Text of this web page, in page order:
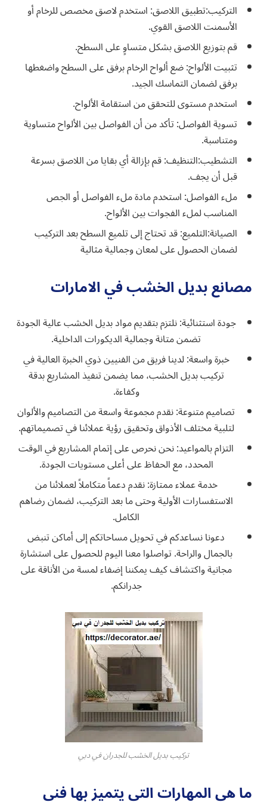
التركيب:تطبيق اللاصق: استخدم لاصق مخصص للرخام أو
الأسمنت اللاصق القوي.
قم بتوزيع اللاصق بشكل متساوٍ على السطح.
تثبيت الألواح: ضع ألواح الرخام برفق على السطح واضغطها
برفق لضمان التماسك الجيد.
استخدم مستوى للتحقق من استقامة الألواح.
تسوية الفواصل: تأكد من أن الفواصل بين الألواح متساوية
ومتناسبة.
التشطيب:التنظيف: قم بإزالة أي بقايا من اللاصق بسرعة
قبل أن يجف.
ملء الفواصل: استخدم مادة ملء الفواصل أو الجص
المناسب لملء الفجوات بين الألواح.
الصيانة:التلميع: قد تحتاج إلى تلميع السطح بعد التركيب
لضمان الحصول على لمعان وجمالية مثالية
مصانع بديل الخشب في الامارات
جودة استثنائية: نلتزم بتقديم مواد بديل الخشب عالية الجودة
تضمن متانة وجمالية الديكورات الداخلية.
خبرة واسعة: لدينا فريق من الفنيين ذوي الخبرة العالية في
تركيب بديل الخشب، مما يضمن تنفيذ المشاريع بدقة
وكفاءة.
تصاميم متنوعة: نقدم مجموعة واسعة من التصاميم والألوان
لتلبية مختلف الأذواق وتحقيق رؤية عملائنا في تصميماتهم.
التزام بالمواعيد: نحن نحرص على إتمام المشاريع في الوقت
المحدد، مع الحفاظ على أعلى مستويات الجودة.
خدمة عملاء ممتازة: نقدم دعماً متكاملاً لعملائنا من
الاستفسارات الأولية وحتى ما بعد التركيب، لضمان رضاهم
الكامل.
دعونا نساعدكم في تحويل مساحاتكم إلى أماكن تنبض
بالجمال والراحة. تواصلوا معنا اليوم للحصول على استشارة
مجانية واكتشاف كيف يمكننا إضفاء لمسة من الأناقة على
جدرانكم.
تركيب بديل الخشب للجدران في دبي
ما هى المهارات التى يتميز بها فنى